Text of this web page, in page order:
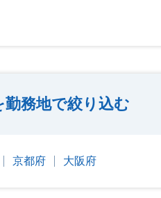
務地で絞り込む
京都府 大阪府